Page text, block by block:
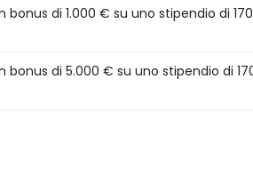
di 1.000 € su uno stipendio di
di 5.000 € su uno stipendio di